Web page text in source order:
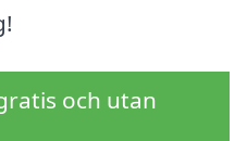
och utan